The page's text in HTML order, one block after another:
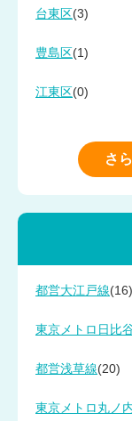
台東区 (3)
豊島区 (1)
江東区 (0)
さ
都営大江戸線(16)
東京メトロ日比
都営浅草線(20)
東京メトロ丸ノ